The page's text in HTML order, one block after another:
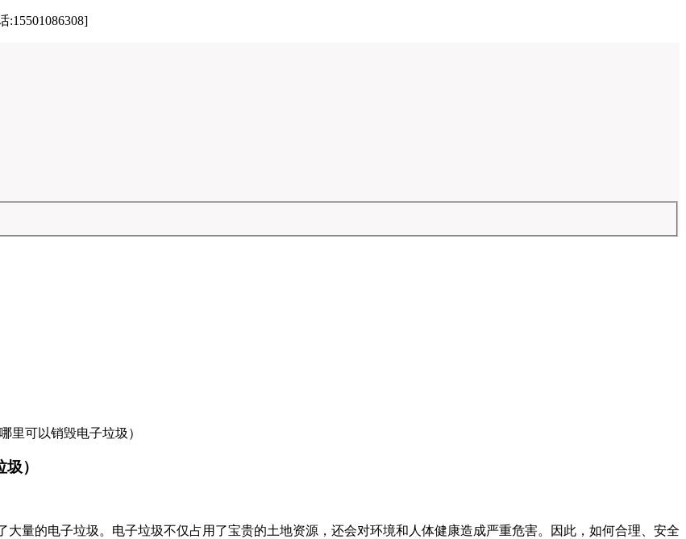
里可以销毁电子垃圾）
）
量的电子垃圾。电子垃圾不仅占用了宝贵的土地资源，还会对环境和人体健康造成严重危害。因此，如何合理、安全